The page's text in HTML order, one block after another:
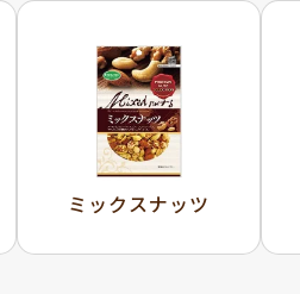
ミックスナッツ